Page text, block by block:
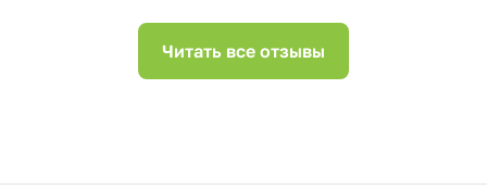
Читать все отзывы